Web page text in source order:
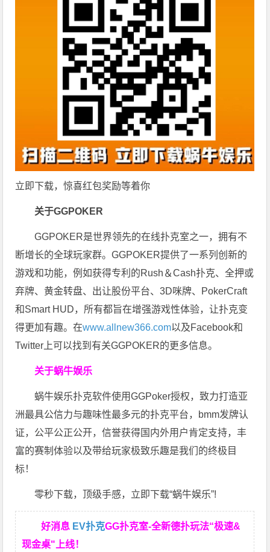
立即下载，惊喜红包奖励等着你
关于GGPOKER
GGPOKER是世界领先的在线扑克室之一，拥有不
断增长的全球玩家群。GGPOKER提供了一系列创新的
游戏和功能，例如获得专利的Rush＆Cash扑克、全押或
弃牌、黄金转盘、出让股份平台、3D咪牌、PokerCraft
和Smart HUD，所有都旨在增强游戏性体验，让扑克变
得更加有趣。在www.allnew366.com以及Facebook和
Twitter上可以找到有关GGPOKER的更多信息。
关于蜗牛娱乐
蜗牛娱乐扑克软件使用GGPoker授权，致力打造亚
洲最具公信力与趣味性最多元的扑克平台，bmm发牌认
证，公平公正公开，信誉获得国内外用户肯定支持，丰
富的赛制体验以及带给玩家极致乐趣是我们的终极目
标！
零秒下载，顶级手感，立即下载“蜗牛娱乐”!
好消息 EV扑克GG扑克室-全新德扑玩法“极速&
现金桌"上线！